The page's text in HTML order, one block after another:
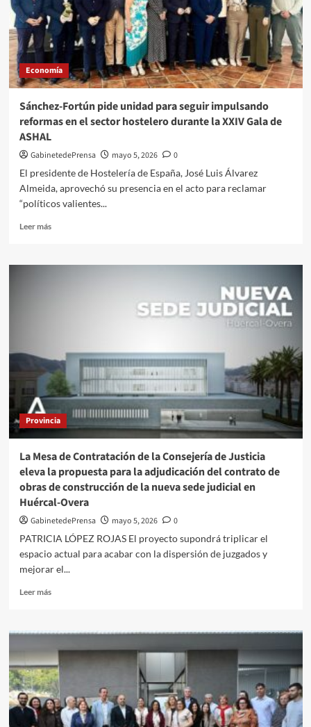
todos
los
niveles
asistenciales
de
la
sanidad
Economía
Sánchez-Fortún pide unidad para seguir impulsando
reformas en el sector hostelero durante la XXIV Gala de
ASHAL
GabinetedePrensa mayo 5, 2026
0
El presidente de Hostelería de España, José Luis Álvarez
Almeida, aprovechó su presencia en el acto para reclamar
“políticos valientes...
Leer másLeer
Sánchez-
reformas
en
el
sector
hostelero
durante
Gala
de
ASHAL
Provincia
La Mesa de Contratación de la Consejería de Justicia
eleva la propuesta para la adjudicación del contrato de
obras de construcción de la nueva sede judicial en
Huércal-Overa
GabinetedePrensa mayo 5, 2026
0
PATRICIA LÓPEZ ROJAS El proyecto supondrá triplicar el
espacio actual para acabar con la dispersión de juzgados y
mejorar el...
Leer másLeer
La
de
Contratación
de
la
Consejería
de